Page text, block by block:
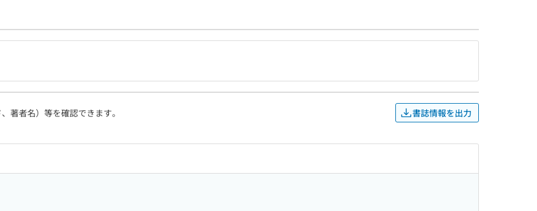
著者名）等を確認できます。 書誌情報を出力